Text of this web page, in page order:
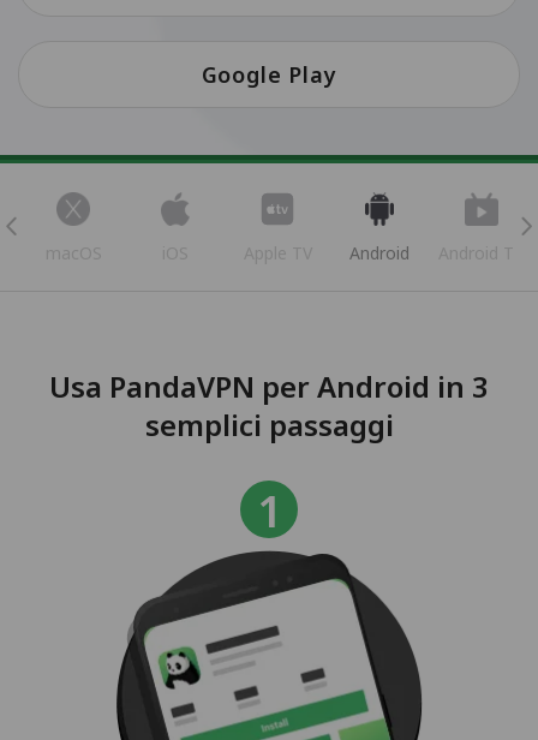
Google Play
macOS iOS Apple TV Android Android TV
Usa PandaVPN per Android in 3
semplici passaggi